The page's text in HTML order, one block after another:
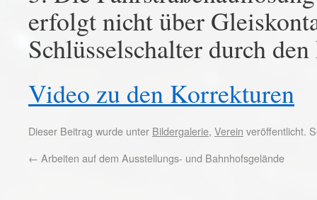
erfolgt nicht über
Schlüsselschalter durch
Video zu den Korrekturen
Dieser Beitrag wurde unter Bildergalerie, Verein veröffentlicht.
← Arbeiten auf dem Ausstellungs- und Bahnhofsgelände